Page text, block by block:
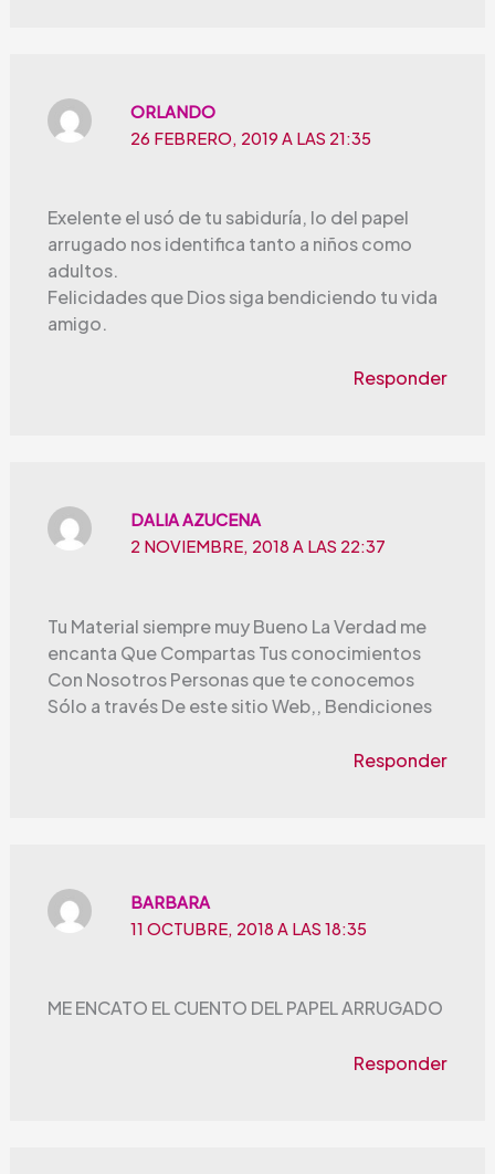
ORLANDO
26 FEBRERO, 2019 A LAS 21:35
Exelente el usó de tu sabiduría, lo del papel
arrugado nos identifica tanto a niños como
adultos.
Felicidades que Dios siga bendiciendo tu vida
amigo.
Responder
DALIA AZUCENA
2 NOVIEMBRE, 2018 A LAS 22:37
Tu Material siempre muy Bueno La Verdad me
encanta Que Compartas Tus conocimientos
Con Nosotros Personas que te conocemos
Sólo a través De este sitio Web,, Bendiciones
Responder
BARBARA
11 OCTUBRE, 2018 A LAS 18:35
ME ENCATO EL CUENTO DEL PAPEL ARRUGADO
Responder